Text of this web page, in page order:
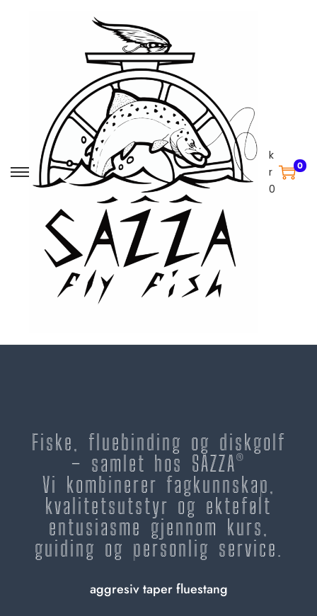
k
r
0
0
Fiske, fluebinding og diskgolf
– samlet hos SAZZA®
Vi kombinerer fagkunnskap,
kvalitetsutstyr og ektefølt
entusiasme gjennom kurs,
guiding og personlig service.
aggresiv taper fluestang